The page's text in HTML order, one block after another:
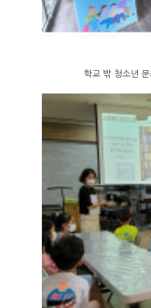
학교 밖 청소년